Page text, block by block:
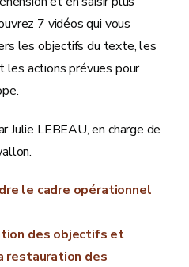
7 vidéos qui vous
les objectifs du texte, les
les actions prévues pour
Julie LEBEAU, en charge de
le cadre opérationnel
des objectifs et
restauration des